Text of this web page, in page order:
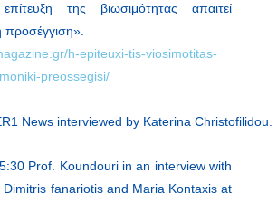
της βιωσιμότητας απαιτεί
προσέγγιση».
h-epiteuxi-tis-viosimotitas-
preossegisi/
News interviewed by Katerina Christofilidou.
Prof. Koundouri in an interview with
fanariotis and Maria Kontaxis at